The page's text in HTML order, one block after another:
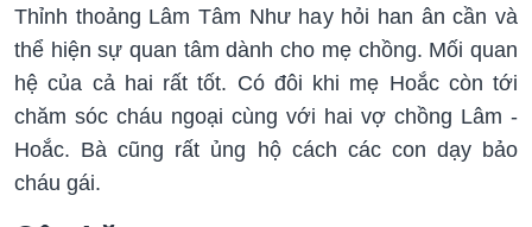
Thỉnh thoảng Lâm Tâm Như hay hỏi han ân cần và
thể hiện sự quan tâm dành cho mẹ chồng. Mối quan
hệ của cả hai rất tốt. Có đôi khi mẹ Hoắc còn tới
chăm sóc cháu ngoại cùng với hai vợ chồng Lâm -
Hoắc. Bà cũng rất ủng hộ cách các con dạy bảo
cháu gái.